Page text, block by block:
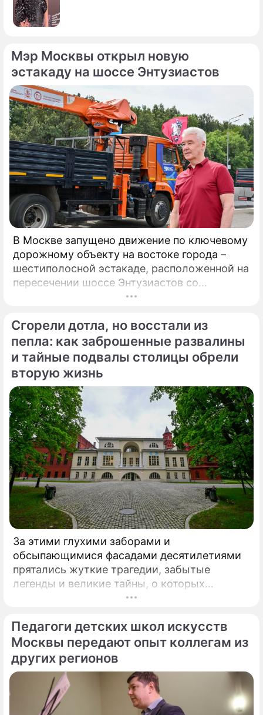
Мэр Москвы открыл новую
эстакаду на шоссе Энтузиастов
В Москве запущено движение по ключевому
дорожному объекту на востоке города –
шестиполосной эстакаде, расположенной на
пересечении шоссе Энтузиастов со
Свободным проспектом и Большим
открытия принял участие мэр Москвы
Сергей Собянин, который подчеркнул
стратегическую важность новой развязки
для разгрузки одного из самых проблемных
участков магистрали.
Сгорели дотла, но восстали из
пепла: как заброшенные развалины
и тайные подвалы столицы обрели
вторую жизнь
За этими глухими заборами и
обсыпающимися фасадами десятилетиями
прятались жуткие трагедии, забытые
легенды и великие тайны, о которых
миллионы прохожих даже не догадывались.
Педагоги детских школ искусств
Москвы передают опыт коллегам из
других регионов